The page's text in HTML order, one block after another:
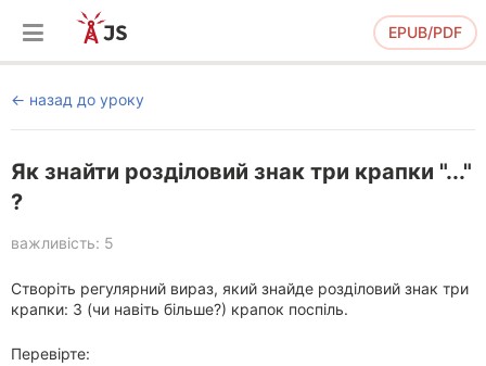
EPUB/PDF
назад до уроку
Як знайти розділовий знак три крапки "..."
?
важливість: 5
Створіть регулярний вираз, який знайде розділовий знак три
крапки: 3 (чи навіть більше?) крапок поспіль.
Перевірте: